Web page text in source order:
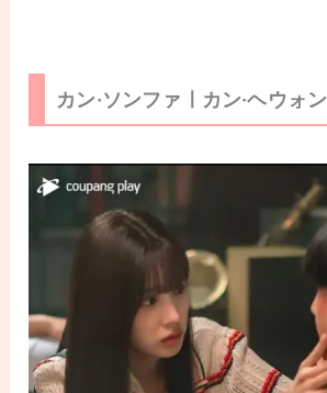
カン·ソンファㅣカン·ヘウォン